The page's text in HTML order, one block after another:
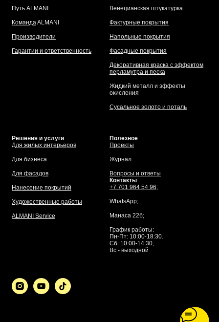
Путь ALMANI
КомандаALMANI
Производители
Гарантии и ответственность
Венецианская штукатурка
Фактурные покрытия
Напольные покрытия
Фасадные покрытия
Декоративная краска с эффектом
перламутра и песка
Жидкий металл и эффекты
окисления
Сусальное золото и поталь
Решения и услуги
Для жилых интерьеров
Для бизнеса
Для фасадов
Нанесение покрытий
Художественные работы
ALMANI Service
Полезное
Проекты
Журнал
Вопросы и ответы
Контакты
+7 701 964 54 96;
WhatsApp;
Манаса 22б;
График работы:
Пн-Пт: 10:00-18:30.
Сб: 10:00-14:30,
Вс - выходной